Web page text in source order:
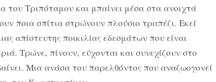
του Τριπόταμου και μπαίνει μέσα στα ανοιχτά
ποια σπίτια στρώνουν πλούσιο τραπέζι. Εκεί
απίστευτης ποικιλίας εδεσμάτων που είναι
Τρώνε, πίνουν, εύχονται και συνεχίζουν στο
Μια ανάσα του παρελθόντος που αναζωογονεί